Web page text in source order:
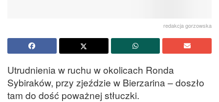
redakcja gorzowska
Utrudnienia w ruchu w okolicach Ronda
Sybiraków, przy zjeździe w Bierzarina – doszło
tam do dość poważnej stłuczki.